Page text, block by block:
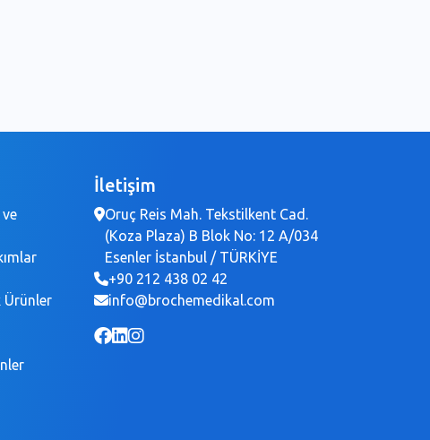
Ürünler
İletişim
Oruç Reis Mah. Tekstilkent Cad.
(Koza Plaza) B Blok No: 12 A/034
Esenler İstanbul / TÜRKİYE
+90 212 438 02 42
info@brochemedikal.com